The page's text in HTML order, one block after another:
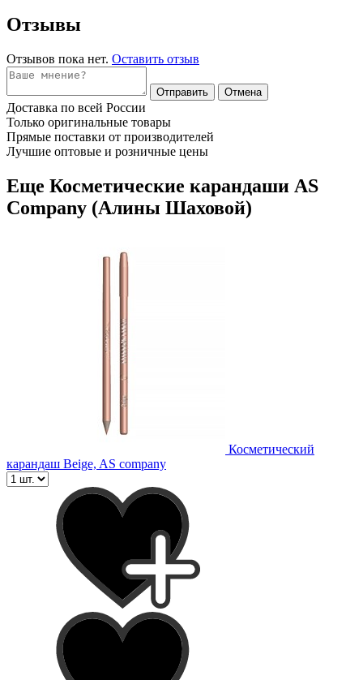
Отзывы
Отзывов пока нет. Оставить отзыв
Отправить Отмена
Доставка по всей России
Только оригинальные товары
Прямые поставки от производителей
Лучшие оптовые и розничные цены
Еще Косметические карандаши AS
Company (Алины Шаховой)
Косметический
карандаш Beige, AS company